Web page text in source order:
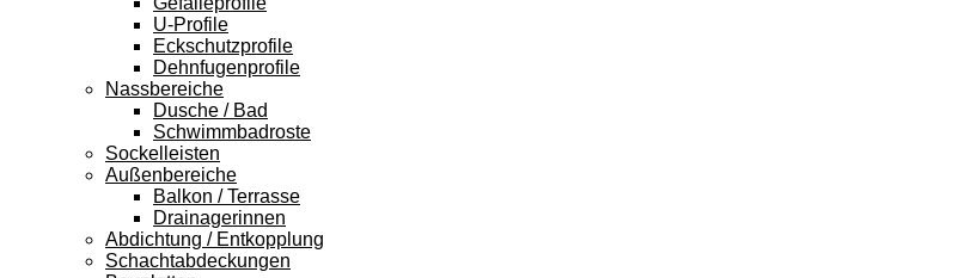
U-Profile
Eckschutzprofile
Dehnfugenprofile
Nassbereiche
Dusche / Bad
Schwimmbadroste
Sockelleisten
Außenbereiche
Balkon / Terrasse
Drainagerinnen
Abdichtung / Entkopplung
Schachtabdeckungen